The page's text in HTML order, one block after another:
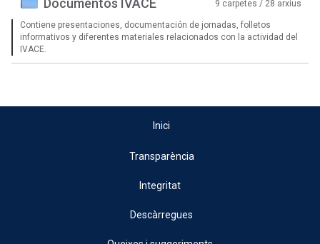
Documentos IVACE 9 carpetes / 28 arxius
Contiene presentaciones, documentación de jornadas, folletos
informativos y diferentes materiales relacionados con la actividad del
IVACE.
Inici
Transparència
Integritat
Descàrregues